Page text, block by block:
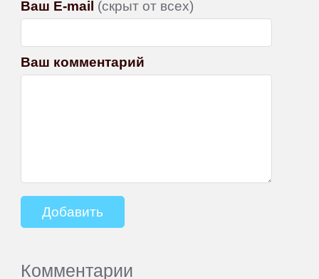
Ваш E-mail (скрыт от всех)
Ваш комментарий
Комментарии